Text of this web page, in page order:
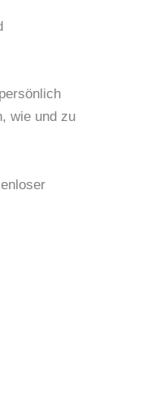
wie und zu